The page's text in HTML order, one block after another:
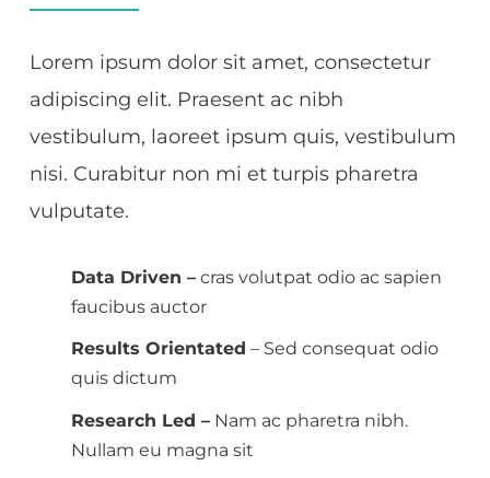
Lorem ipsum dolor sit amet, consectetur
adipiscing elit. Praesent ac nibh
vestibulum, laoreet ipsum quis, vestibulum
nisi. Curabitur non mi et turpis pharetra
vulputate.
Data Driven – cras volutpat odio ac sapien
faucibus auctor
Results Orientated – Sed consequat odio
quis dictum
Research Led – Nam ac pharetra nibh.
Nullam eu magna sit